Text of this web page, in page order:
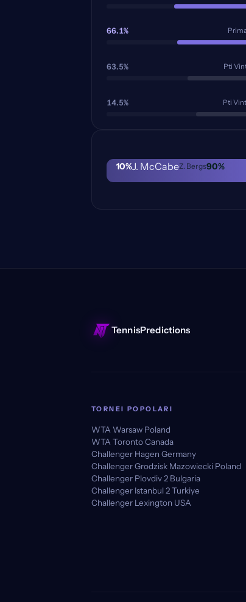
66.1%
63.5% Pti
14.5% Pti
10%J. McCabeZ. Bergs90%
TennisPredictions
TORNEI POPOLARI
WTA Warsaw Poland
WTA Toronto Canada
Challenger Hagen Germany
Challenger Grodzisk Mazowiecki Poland
Challenger Plovdiv 2 Bulgaria
Challenger Istanbul 2 Turkiye
Challenger Lexington USA